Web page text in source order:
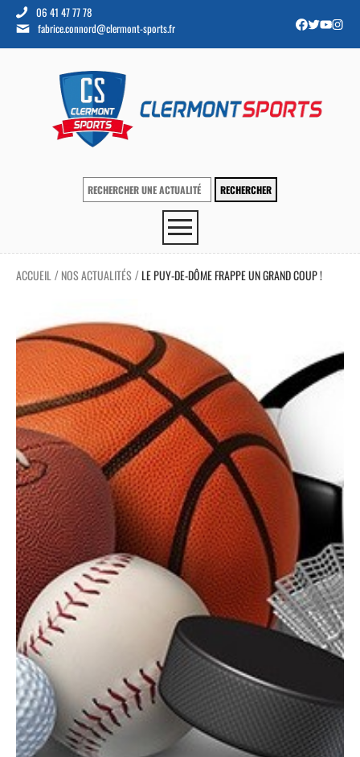
06 41 47 77 78
fabrice.connord@clermont-sports.fr
ACCUEIL / NOS ACTUALITÉS /LE PUY-DE-DÔME FRAPPE UN GRAND COUP !